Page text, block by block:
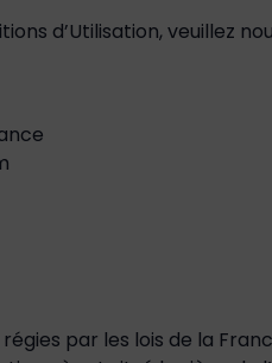
d’Utilisation, veuillez
par les lois de la